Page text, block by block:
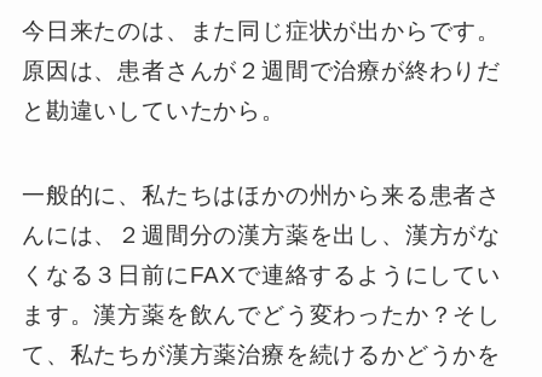
今日来たのは、また同じ症状が出からです。
原因は、患者さんが２週間で治療が終わりだ
と勘違いしていたから。
一般的に、私たちはほかの州から来る患者さ
んには、２週間分の漢方薬を出し、漢方がな
くなる３日前にFAXで連絡するようにしてい
ます。漢方薬を飲んでどう変わったか？そし
て、私たちが漢方薬治療を続けるかどうかを